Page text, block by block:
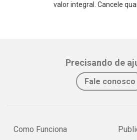
valor integral. Cancele
Precisando de
Fale conosco
Como Funciona